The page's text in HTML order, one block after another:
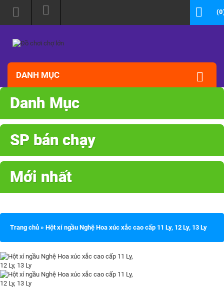
DANH MỤC
Danh Mục
SP bán chạy
Mới nhất
Trang chủ » Hột xí ngầu Nghệ Hoa xúc xắc cao cấp 11 Ly, 12 Ly, 13 Ly